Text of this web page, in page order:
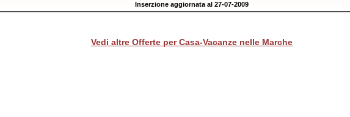
Inserzione aggiornata al 27-07-2009
Vedi altre Offerte per Casa-Vacanze nelle Marche